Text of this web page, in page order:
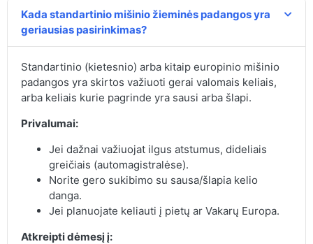
Kada standartinio mišinio žieminės padangos yra
geriausias pasirinkimas?
Standartinio (kietesnio) arba kitaip europinio mišinio
padangos yra skirtos važiuoti gerai valomais keliais,
arba keliais kurie pagrinde yra sausi arba šlapi.
Privalumai:
Jei dažnai važiuojat ilgus atstumus, dideliais
greičiais (automagistralėse).
Norite gero sukibimo su sausa/šlapia kelio
danga.
Jei planuojate keliauti į pietų ar Vakarų Europa.
Atkreipti dėmesį į: